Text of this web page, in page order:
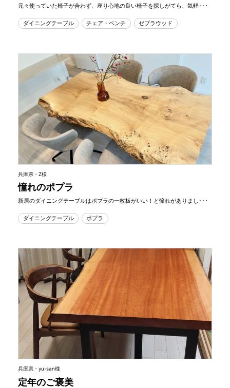
元々使っていた椅子が合わず、座り心地の良い椅子を探しがてら、気軽･･･
ダイニングテーブル チェア・ベンチ ゼブラウッド
兵庫県・Z様
憧れのポプラ
新居のダイニングテーブルはポプラの一枚板がいい！と憧れがありまし･･･
ダイニングテーブル ポプラ
兵庫県・yu-san様
定年のご褒美